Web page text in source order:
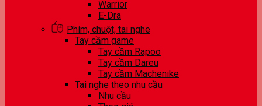
Warrior
E-Dra
Phím, chuột, tai nghe
Tay cầm game
Tay cầm Rapoo
Tay cầm Dareu
Tay cầm Machenike
Tai nghe theo nhu cầu
Nhu cầu